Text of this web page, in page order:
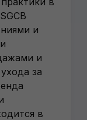
и
и
за
в